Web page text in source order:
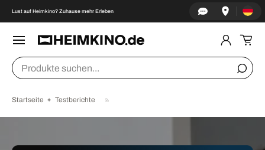
↵Zum Inhalt springen
↵Zum Menü springen
↵Fußzeile springen
↵Barrierefreiheits-Widget öffnen
DIREKT ZUM INHALT
Lust auf Heimkino? Zuhause mehr Erleben Land/
Suchen
Startseite Testberichte